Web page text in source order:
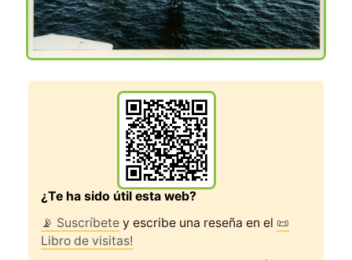
¿Te ha sido útil esta web?
📡 Suscríbetey escribe una reseña en el 📜
Libro de visitas!